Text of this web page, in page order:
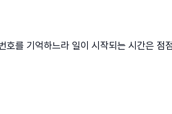
기억하느라 일이 시작되는 시간은 점